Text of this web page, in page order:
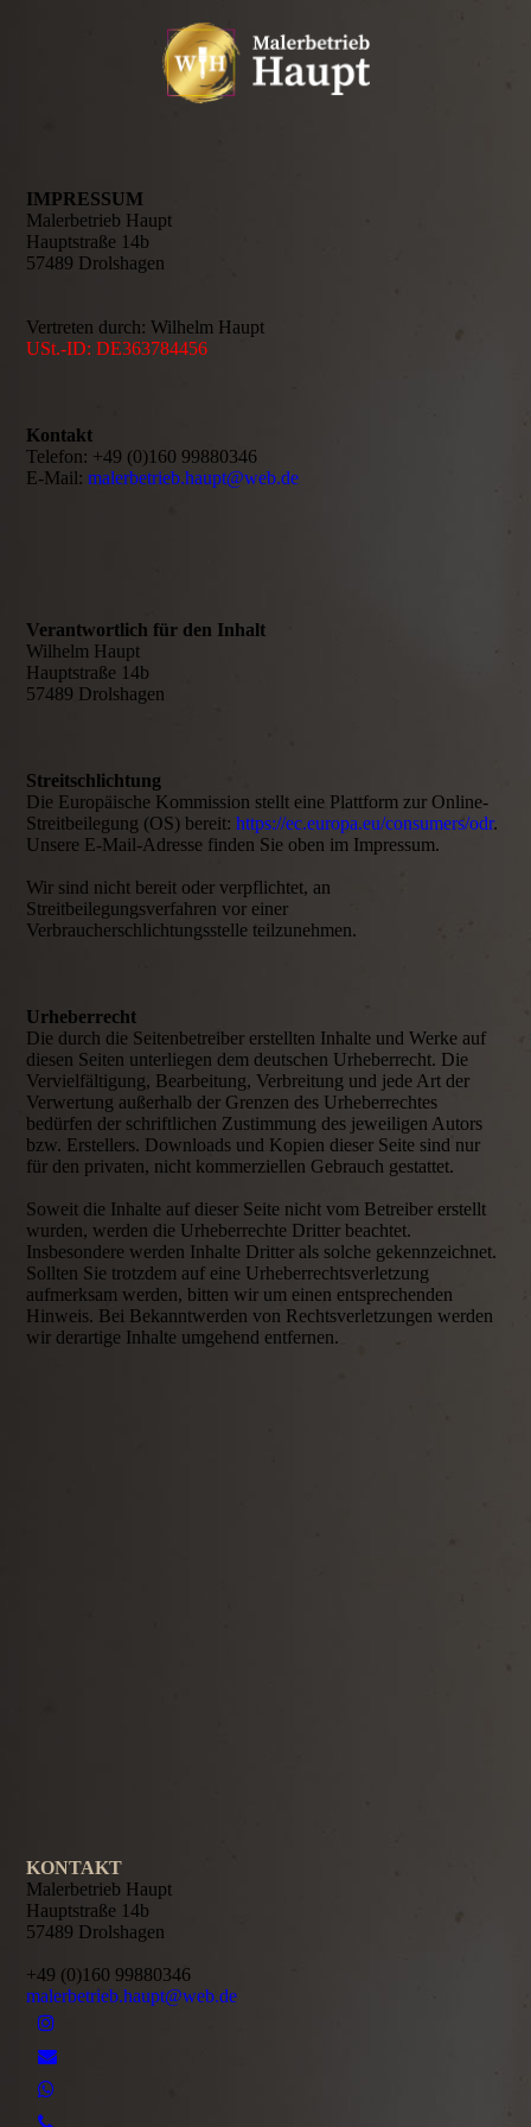
IMPRESSUM
Malerbetrieb Haupt
Hauptstraße 14b
57489 Drolshagen
Vertreten durch: Wilhelm Haupt
USt.-ID: DE363784456
Kontakt
Telefon: +49 (0)160 99880346
E-Mail:malerbetrieb.haupt@web.de
Verantwortlich für den Inhalt
Wilhelm Haupt
Hauptstraße 14b
57489 Drolshagen
Streitschlichtung
Die Europäische Kommission stellt eine Plattform zur Online-
Streitbeilegung (OS) bereit:https://ec.europa.eu/consumers/odr.
Unsere E-Mail-Adresse finden Sie oben im Impressum.
Wir sind nicht bereit oder verpflichtet, an
Streitbeilegungsverfahren vor einer
Verbraucherschlichtungsstelle teilzunehmen.
Urheberrecht
Die durch die Seitenbetreiber erstellten Inhalte und Werke auf
diesen Seiten unterliegen dem deutschen Urheberrecht. Die
Vervielfältigung, Bearbeitung, Verbreitung und jede Art der
Verwertung außerhalb der Grenzen des Urheberrechtes
bedürfen der schriftlichen Zustimmung des jeweiligen Autors
bzw. Erstellers. Downloads und Kopien dieser Seite sind nur
für den privaten, nicht kommerziellen Gebrauch gestattet.
Soweit die Inhalte auf dieser Seite nicht vom Betreiber erstellt
wurden, werden die Urheberrechte Dritter beachtet.
Insbesondere werden Inhalte Dritter als solche gekennzeichnet.
Sollten Sie trotzdem auf eine Urheberrechtsverletzung
aufmerksam werden, bitten wir um einen entsprechenden
Hinweis. Bei Bekanntwerden von Rechtsverletzungen werden
wir derartige Inhalte umgehend entfernen.
KONTAKT
Malerbetrieb Haupt
Hauptstraße 14b
57489 Drolshagen
+49 (0)160 99880346
malerbetrieb.haupt@web.de